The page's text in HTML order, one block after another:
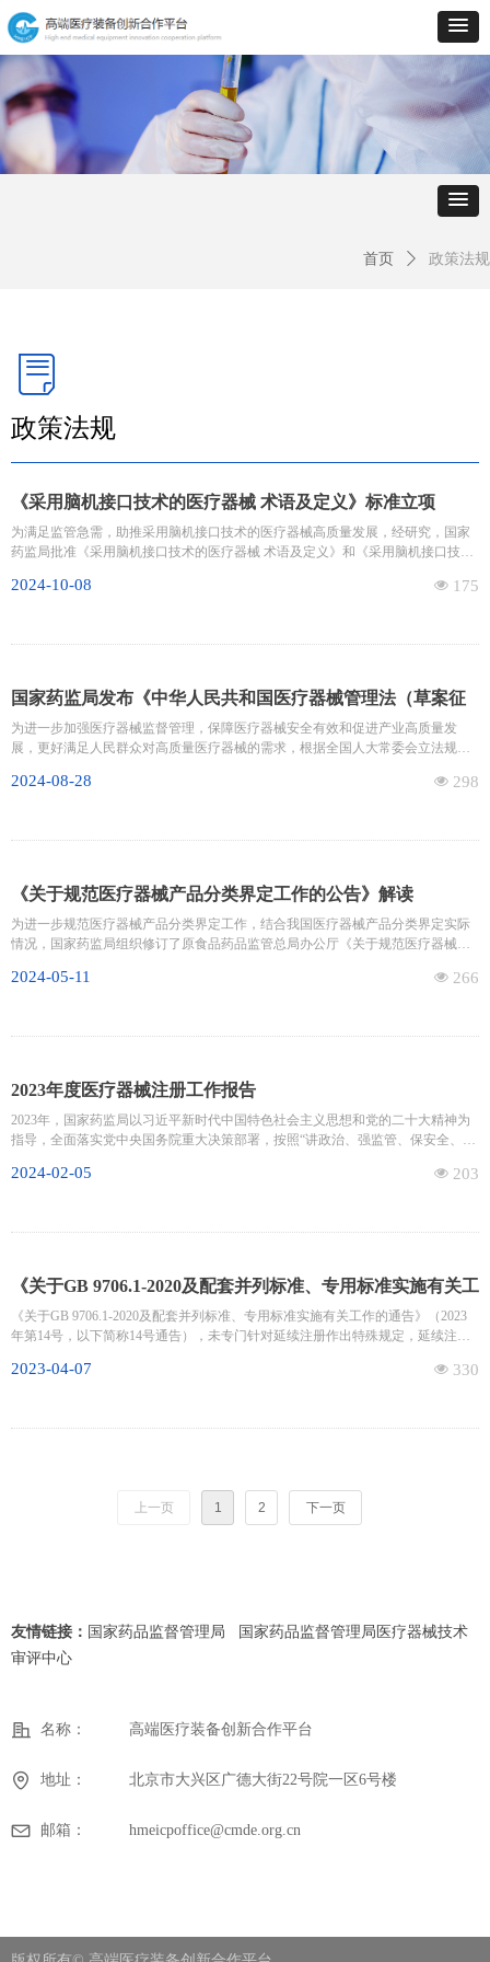
首页 ꄲ 政策法规
ꂓ
政策法规
《采用脑机接口技术的医疗器械 术语及定义》标准立项
为满足监管急需，助推采用脑机接口技术的医疗器械高质量发展，经研究，国家
药监局批准《采用脑机接口技术的医疗器械 术语及定义》和《采用脑机接口技术
疗器械行业标准制修订项目立项。
넶 175
2024-10-08
国家药监局发布《中华人民共和国医疗器械管理法（草案征
求意见稿）》
为进一步加强医疗器械监督管理，保障医疗器械安全有效和促进产业高质量发
展，更好满足人民群众对高质量医疗器械的需求，根据全国人大常委会立法规
稿）》，于2024年8月28日向社会公开征求意见。
넶 298
2024-08-28
《关于规范医疗器械产品分类界定工作的公告》解读
为进一步规范医疗器械产品分类界定工作，结合我国医疗器械产品分类界定实际
情况，国家药监局组织修订了原食品药品监管总局办公厅《关于规范医疗器械产
发布了《关于规范医疗器械产品分类界定工作的公告》（以下简称《公告》），
넶 266
2024-05-11
2023年度医疗器械注册工作报告
2023年，国家药监局以习近平新时代中国特色社会主义思想和党的二十大精神为
指导，全面落实党中央国务院重大决策部署，按照“讲政治、强监管、保安全、促
器械注册质量管理，统一规范各级医疗器械审评审批要求，不断夯实医疗器械监
넶 203
2024-02-05
《关于GB 9706.1-2020及配套并列标准、专用标准实施有关工
作的通告》解读之二
《关于GB 9706.1-2020及配套并列标准、专用标准实施有关工作的通告》（2023
年第14号，以下简称14号通告），未专门针对延续注册作出特殊规定，延续注册
넶 330
2023-04-07
上一页 1 2 下一页
名称： 高端医疗装备创新合作平台
地址： 北京市大兴区广德大街22号院一区6号楼
邮箱： hmeicpoffice@cmde.org.cn
友情链接： 国家药品监督管理局
国家药品监督管理局医疗器械技术
审评中心